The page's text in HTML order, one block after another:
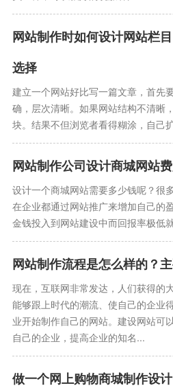
网站制作时如何设计网站栏
选择
建立一个网站好比写一篇文章，首先
确，层次清晰。如果网站结构不清晰
块。结果不但浏览者看得糊涂，自己
网站制作公司设计商城网站
设计一个商城网站需要多少钱呢？很
在企业都通过网站推广来增加自己的
金钱投入到网站建设中而回报率极低
网站制作流程是怎么样的？
现在，互联网非常发达，人们获得的
能够跟上时代的潮流、使自己的企业
业开始制作自己的网站。建设网站可
自己的企业，提高企业的知名...
做一个网上购物商城制作设